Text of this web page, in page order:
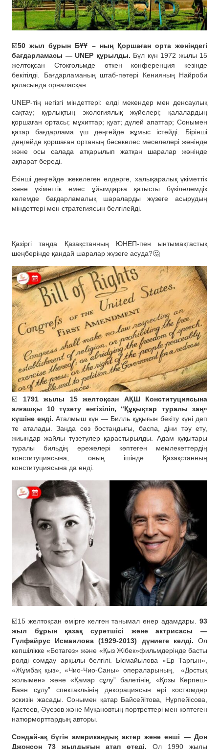
☑️50 жыл бұрын БҰҰ – ның Қоршаған орта жөніндегі
бағдарламасы — UNEP құрылды. Бұл күн 1972 жылы 15
желтоқсан Стокгольмде өткен конференция кезінде
бекітілді. Бағдарламаның штаб-пәтері Кенияның Найроби
қаласында орналасқан.
UNEP-тің негізгі міндеттері: елді мекендер мен денсаулық
сақтау; құрлықтың экологиялық жүйелері; қалалардың
қоршаған ортасы; мұхиттар; қуат; дүлей апаттар; Сонымен
қатар бағдарлама үш деңгейде жұмыс істейді. Бірінші
деңгейде қоршаған ортаның бәсекелес мәселелері жөнінде
және осы салада атқарылып жатқан шаралар жөнінде
ақпарат береді.
Екінші деңгейде жекелеген елдерге, халықаралық үкіметтік
және үкіметтік емес ұйымдарға қатысты бүкіләлемдік
көлемде бағдарламалық шараларды жүзеге асырудың
міндеттері мен стратегиясын белгілейді.
Қазіргі таңда Қазақстанның ЮНЕП-пен ынтымақтастық
шеңберінде қандай шаралар жүзеге асуда?🤔
☑️ 1791 жылы 15 желтоқсан АҚШ Конституциясына
алғашқы 10 түзету енгізіліп, “Құқықтар туралы заң»
күшіне енді. Аталмыш күн — Билль құқығын бекіту күні деп
те аталады. Заңда сөз бостандығы, баспа, діни тәу ету,
жиындар жайлы түзетулер қарастырылды. Адам құқытары
туралы бильдің ережелері көптеген мемлекеттердің
конституциясына, оның ішінде Қазақстанның
конституциясына да енді.
☑️15 желтоқсан өмірге келген танымал өнер адамдары. 93
жыл бұрын қазақ суретшісі және актрисасы —
Гүлфайрус Исмаилова (1929-2013) дүниеге келді. Ол
көпшілікке «Ботагөз» және «Қыз Жібек»фильмдерінде басты
рөлді сомдау арқылы белгілі. Ысмайылова «Ер Тарғын»,
«Жұмбақ қыз», «Чио-Чио-Саны» операларының,
«Достық
жолымен» және «Қамар сұлу” балетінің, «Қозы Көрпеш-
Баян сұлу” спектакльінің декорациясын әрі костюмдер
эскизін жасады. Сонымен қатар Байсейітова, Нұрпейісова,
Қастеев, Әуезов және Мұқановтың портреттері мен көптеген
натюрморттардың авторы.
Сондай-ақ бүгін американдық актер және әнші — Дон
Джонсон 73 жылдығын атап өтеді. Ол 1990 жылы